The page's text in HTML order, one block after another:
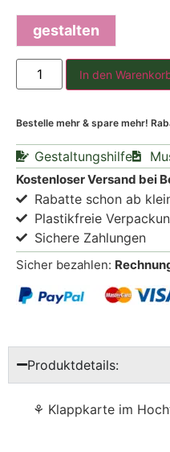
gestalten
In den
Bestelle mehr & spare mehr!
Gestaltungshilfe
Kostenloser Versand bei
Rabatte schon ab
Plastikfreie
Sichere Zahlungen
Sicher bezahlen:
Produktdetails:
⚘ Klappkarte im